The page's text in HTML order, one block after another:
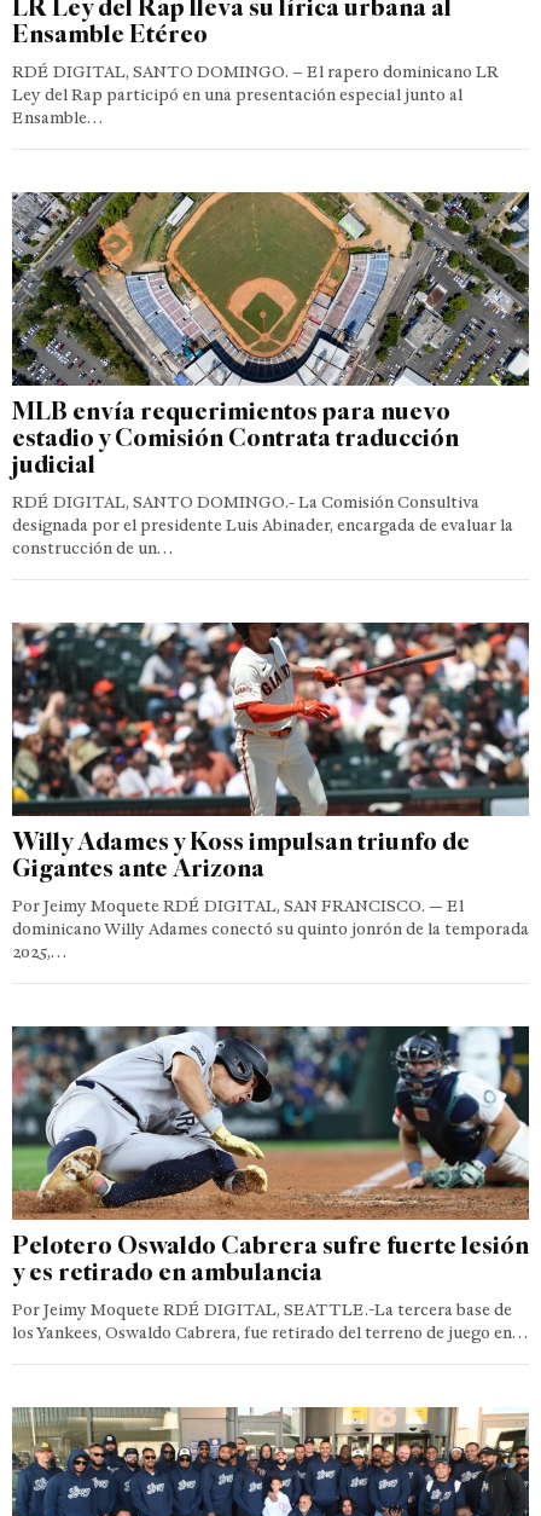
LR Ley del Rap lleva su lírica urbana al
Ensamble Etéreo
RDÉ DIGITAL, SANTO DOMINGO. – El rapero dominicano LR
Ley del Rap participó en una presentación especial junto al
Ensamble…
MLB envía requerimientos para nuevo
estadio y Comisión Contrata traducción
judicial
RDÉ DIGITAL, SANTO DOMINGO.- La Comisión Consultiva
designada por el presidente Luis Abinader, encargada de evaluar la
construcción de un…
Willy Adames y Koss impulsan triunfo de
Gigantes ante Arizona
Por Jeimy Moquete RDÉ DIGITAL, SAN FRANCISCO. — El
dominicano Willy Adames conectó su quinto jonrón de la temporada
2025,…
Pelotero Oswaldo Cabrera sufre fuerte lesión
y es retirado en ambulancia
Por Jeimy Moquete RDÉ DIGITAL, SEATTLE.-La tercera base de
los Yankees, Oswaldo Cabrera, fue retirado del terreno de juego en…